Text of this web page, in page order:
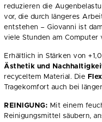
reduzieren die
vor, die durch längeres
entstehen – Giovanni ist
viele Stunden am Computer
Erhältlich in Stärken von
Ästhetik und
recyceltem Material. Die
Tragekomfort auch bei
REINIGUNG: Mit einem
Reinigungsmittel säubern,